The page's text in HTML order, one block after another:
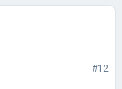
#12